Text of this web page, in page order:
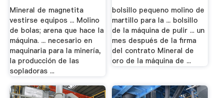
Mineral de magnetita
vestirse equipos ... Molino
de bolas; arena que hace la
máquina. ... necesario en
maquinaria para la minería,
la producción de las
sopladoras ...
bolsillo pequeno molino de
martillo para la ... bolsillo
de la máquina de pulir ... un
mes después de la firma
del contrato Mineral de
oro de la máquina de ...